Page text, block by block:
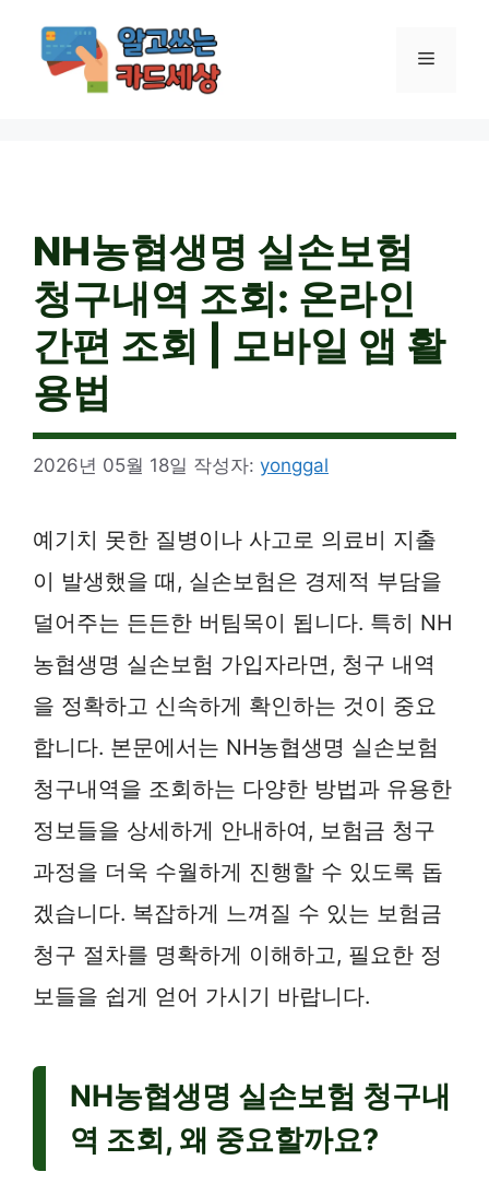
메
NH농협생명 실손보험
청구내역 조회: 온라인
간편 조회 | 모바일 앱 활
용법
2026년 05월 18일 작성자: yonggal
예기치 못한 질병이나 사고로 의료비 지출
이 발생했을 때, 실손보험은 경제적 부담을
덜어주는 든든한 버팀목이 됩니다. 특히 NH
농협생명 실손보험 가입자라면, 청구 내역
을 정확하고 신속하게 확인하는 것이 중요
합니다. 본문에서는 NH농협생명 실손보험
청구내역을 조회하는 다양한 방법과 유용한
정보들을 상세하게 안내하여, 보험금 청구
과정을 더욱 수월하게 진행할 수 있도록 돕
겠습니다. 복잡하게 느껴질 수 있는 보험금
청구 절차를 명확하게 이해하고, 필요한 정
보들을 쉽게 얻어 가시기 바랍니다.
NH농협생명 실손보험 청구내
역 조회, 왜 중요할까요?